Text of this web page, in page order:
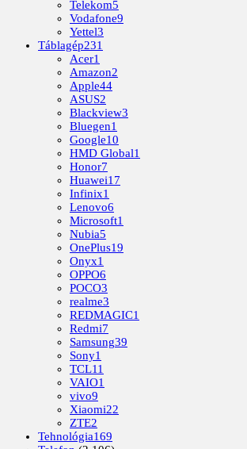
Telekom5
Vodafone9
Yettel3
Táblagép231
Acer1
Amazon2
Apple44
ASUS2
Blackview3
Bluegen1
Google10
HMD Global1
Honor7
Huawei17
Infinix1
Lenovo6
Microsoft1
Nubia5
OnePlus19
Onyx1
OPPO6
POCO3
realme3
REDMAGIC1
Redmi7
Samsung39
Sony1
TCL11
VAIO1
vivo9
Xiaomi22
ZTE2
Tehnológia169